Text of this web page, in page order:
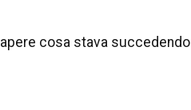
cosa stava succedendo